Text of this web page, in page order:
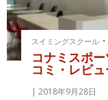
スイミングスクール ・
コナミスポ
コミ・レビ
2018年9月28日